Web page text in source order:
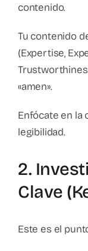
contenido.
Tu contenido
(Expertise,
«amen».
Enfócate en la
legibilidad.
2.
Clave
Este es el